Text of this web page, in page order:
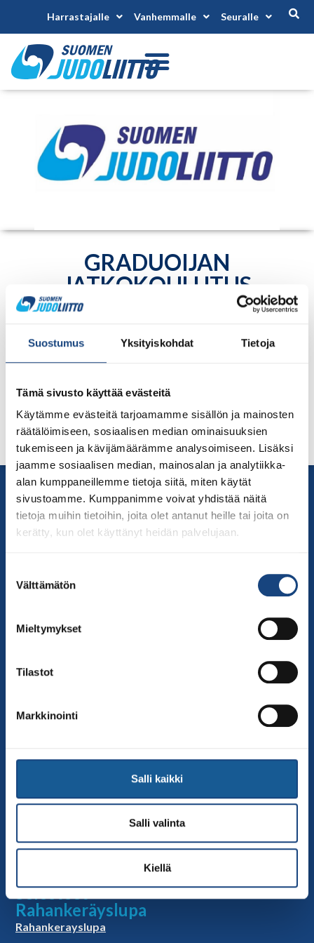
Suostumus Yksityiskohdat Tietoja
Tämä sivusto käyttää evästeitä
Käytämme evästeitä tarjoamamme sisällön ja mainosten
räätälöimiseen, sosiaalisen median ominaisuuksien
tukemiseen ja kävijämäärämme analysoimiseen. Lisäksi
jaamme sosiaalisen median, mainosalan ja analytiikka-
alan kumppaneillemme tietoja siitä, miten käytät
sivustoamme. Kumppanimme voivat yhdistää näitä
tietoja muihin tietoihin, joita olet antanut heille tai joita on
kerätty, kun olet käyttänyt heidän palvelujaan.
valinta
Välttämätön
Mieltymykset
Tilastot
Markkinointi
Salli kaikki
Salli valinta
Kiellä
Harrastajalle Vanhemmalle Seuralle
GRADUOIJAN
JATKOKOULUTUS
Alkaa 3.10.2026
Päättyy 4.10.2026
jatkokoulutuksen 3.-4.10.2026 Jyväskylässä.
Lisätietoa ja ilmoittautuminen tulossa.
Yhteystiedot
Suomen Judoliitto
Olympiastadion
Linkkejä
Judoliiton uutiset
Materiaalit
Selosteet
Rahankeräyslupa
Rahankerayslupa